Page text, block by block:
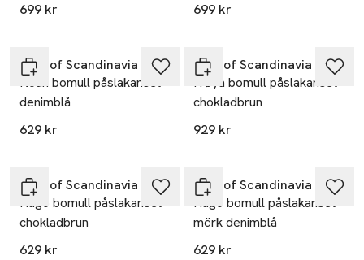
699 kr
699 kr
Høie of Scandinavia
Noah bomull påslakanset
denimblå
629 kr
Høie of Scandinavia
Frøya bomull påslakanset
chokladbrun
929 kr
Høie of Scandinavia
Hugo bomull påslakanset
chokladbrun
629 kr
Høie of Scandinavia
Hugo bomull påslakanset
mörk denimblå
629 kr